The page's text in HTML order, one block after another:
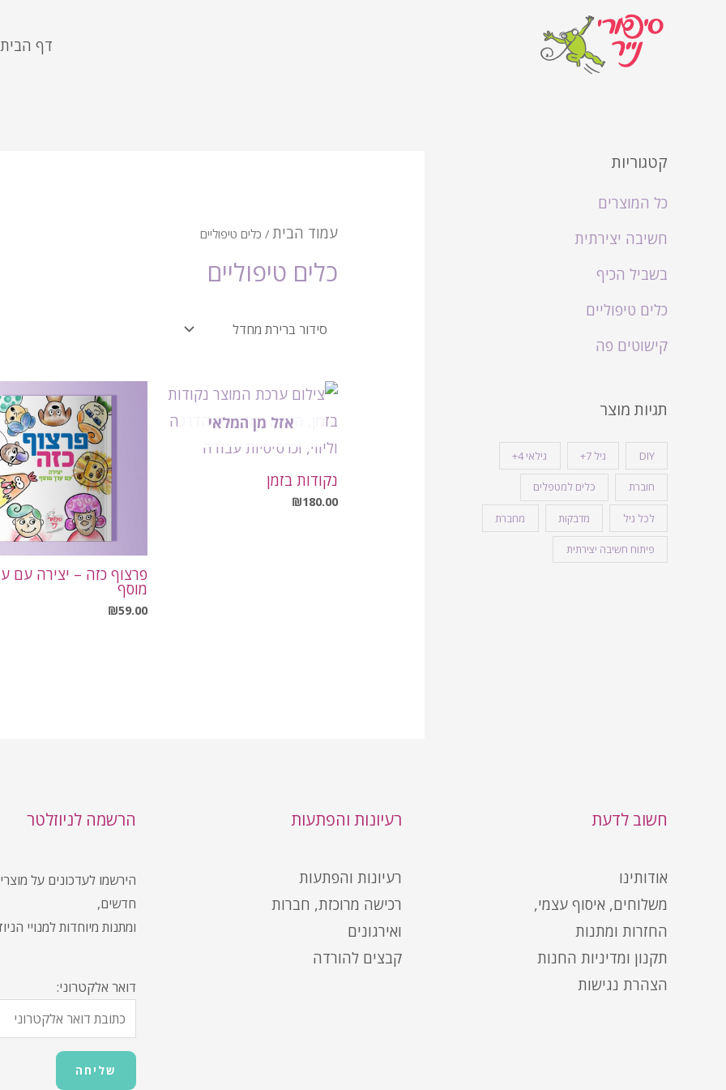
דף הבית
קטגוריות
כל המוצרים
חשיבה יצירתית
בשביל הכיף
כלים טיפוליים
קישוטים פה
תגיות מוצר
DIY גיל 7+ גילאי 4+
חוברת כלים למטפלים
לכל גיל מדבקות מחברת
פיתוח חשיבה יצירתית
עמוד הבית/ כלים טיפוליים
כלים טיפוליים
אזל מן המלאי
נקודות בזמן
₪180.00
פרצוף כזה – יצירה עם
מוסף
₪59.00
חשוב לדעת
אודותינו
משלוחים, איסוף עצמי,
החזרות ומתנות
תקנון ומדיניות החנות
הצהרת נגישות
רעיונות והפתעות
רעיונות והפתעות
רכישה מרוכזת, חברות
ואירגונים
קבצים להורדה
הרשמה לניוזלטר
הירשמו לעדכונים על
חדשים,
ומתנות מיוחדות למנויי
דואר אלקטרוני: